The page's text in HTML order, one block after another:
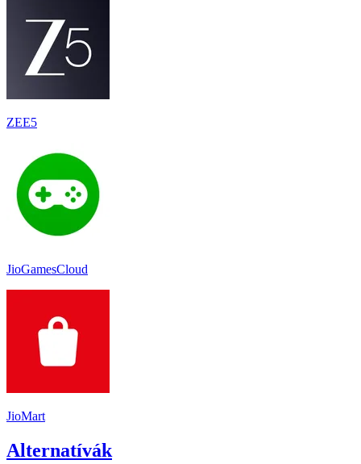
ZEE5
JioGamesCloud
JioMart
Alternatívák